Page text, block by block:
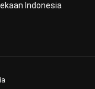
Indonesia